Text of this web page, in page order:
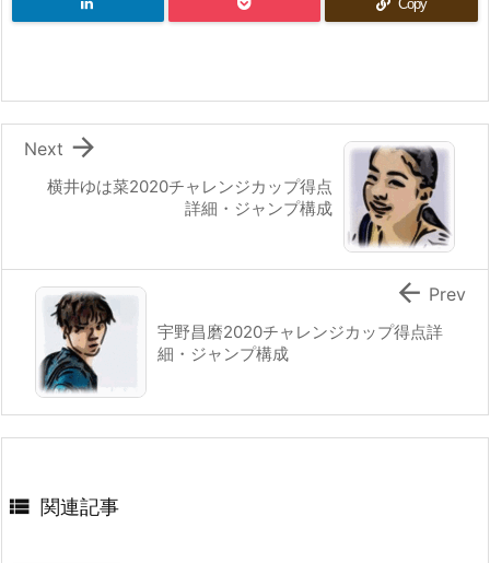
Copy
横井ゆは菜2020チャレンジカップ得点
詳細・ジャンプ構成

Next
宇野昌磨2020チャレンジカップ得点詳
細・ジャンプ構成
 Prev
 関連記事